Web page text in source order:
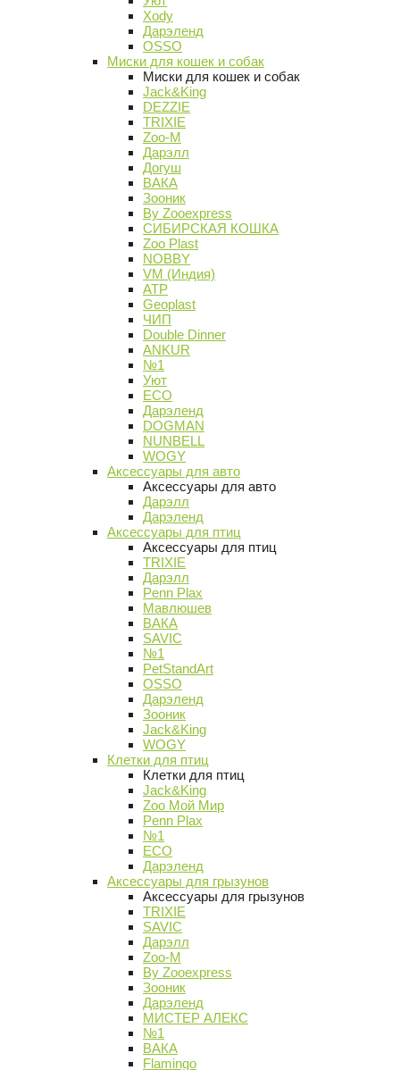
Xody
Дарэленд
OSSO
Миски для кошек и собак
Миски для кошек и собак
Jack&King
DEZZIE
TRIXIE
Zoo-M
Дарэлл
Догуш
ВАКА
Зооник
By Zooexpress
СИБИРСКАЯ КОШКА
Zoo Plast
NOBBY
VM (Индия)
АТР
Geoplast
ЧИП
Double Dinner
ANKUR
№1
Уют
ECO
Дарэленд
DOGMAN
NUNBELL
WOGY
Аксессуары для авто
Аксессуары для авто
Дарэлл
Дарэленд
Аксессуары для птиц
Аксессуары для птиц
TRIXIE
Дарэлл
Penn Plax
Мавлюшев
ВАКА
SAVIC
№1
PetStandArt
OSSO
Дарэленд
Зооник
Jack&King
WOGY
Клетки для птиц
Клетки для птиц
Jack&King
Zoo Мой Мир
Penn Plax
№1
ECO
Дарэленд
Аксессуары для грызунов
Аксессуары для грызунов
TRIXIE
SAVIC
Дарэлл
Zoo-M
By Zooexpress
Зооник
Дарэленд
МИСТЕР АЛЕКС
№1
ВАКА
Flamingo